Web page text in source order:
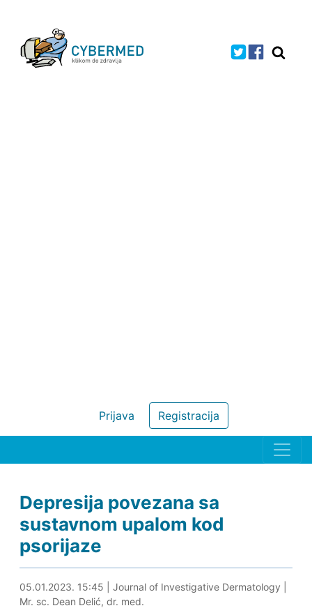
Registracija
Prijava
Depresija povezana sa
sustavnom upalom kod
psorijaze
05.01.2023. 15:59
05.01.2023. 15:45 Journal of Investigative Dermatology
Mr. sc. Dean Delić, dr. med.